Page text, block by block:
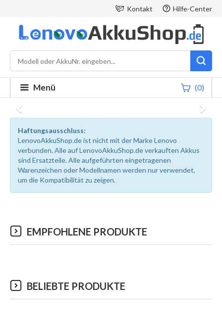
Kontakt Hilfe-Center
Menü (0)
Haftungsausschluss:
LenovoAkkuShop.de ist nicht mit der Marke Lenovo
verbunden. Alle auf LenovoAkkuShop.de verkauften Akkus
sind Ersatzteile. Alle aufgeführten eingetragenen
Warenzeichen oder Modellnamen werden nur verwendet,
um die Kompatibilität zu zeigen.
EMPFOHLENE PRODUKTE
BELIEBTE PRODUKTE